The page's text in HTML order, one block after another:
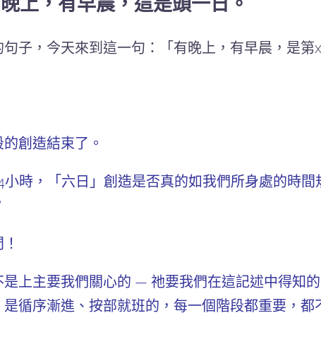
子，今天來到這一句：「有晚上，有早晨，是第
創造結束了。
時，「六日」創造是否真的如我們所身處的時
上主要我們關心的 — 祂要我們在這記述中得知
循序漸進、按部就班的， 每一個階段都重要，都